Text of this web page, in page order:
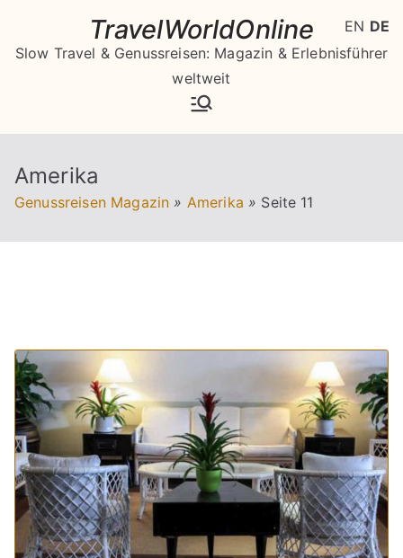
springen
TravelWorldOnline
Slow Travel & Genussreisen: Magazin & Erlebnisführer
weltweit
Amerika
Genussreisen Magazin » Amerika » Seite 11
EN DE